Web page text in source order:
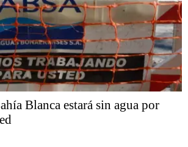
Blanca estará sin agua por